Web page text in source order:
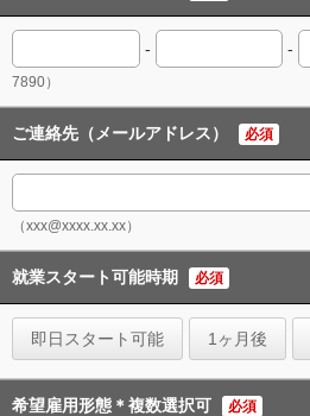
- -
7890）
ご連絡先（メールアドレス） 必須
（xxx@xxxx.xx.xx）
就業スタート可能時期 必須
即日スタート可能 1ヶ月後
希望雇用形態＊複数選択可 必須